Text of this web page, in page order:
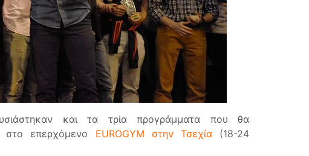
και τα τρία προγράμματα που θα
επερχόμενο EUROGYM στην Τσεχία (18-24